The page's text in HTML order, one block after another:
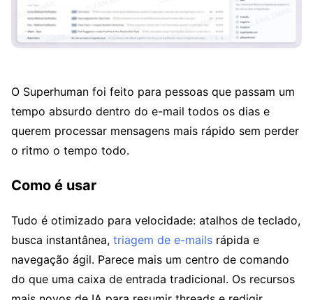
O Superhuman foi feito para pessoas que passam um
tempo absurdo dentro do e-mail todos os dias e
querem processar mensagens mais rápido sem perder
o ritmo o tempo todo.
Como é usar
Tudo é otimizado para velocidade: atalhos de teclado,
busca instantânea, triagem de e-mails rápida e
navegação ágil. Parece mais um centro de comando
do que uma caixa de entrada tradicional. Os recursos